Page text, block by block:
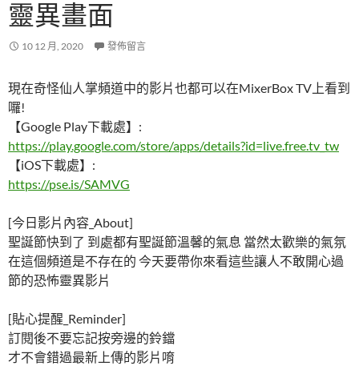
靈異畫面
10 12 月, 2020 發佈留言
現在奇怪仙人掌頻道中的影片也都可以在MixerBox TV上看到
囉!
【Google Play下載處】:
https://play.google.com/store/apps/details?id=live.free.tv_tw
【iOS下載處】:
https://pse.is/SAMVG
[今日影片內容_About]
聖誕節快到了 到處都有聖誕節溫馨的氣息 當然太歡樂的氣氛
在這個頻道是不存在的 今天要帶你來看這些讓人不敢開心過
節的恐怖靈異影片
[貼心提醒_Reminder]
訂閱後不要忘記按旁邊的鈴鐺
才不會錯過最新上傳的影片唷